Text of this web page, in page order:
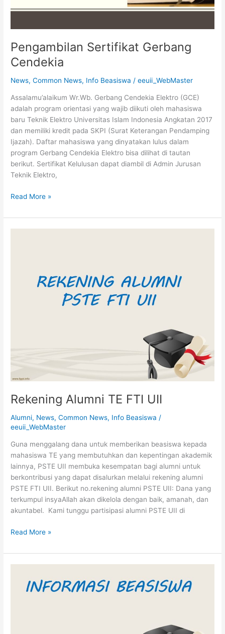
Pengambilan Sertifikat Gerbang
Cendekia
News,Common News, Info Beasiswa /eeuii_WebMaster
Assalamu’alaikum Wr.Wb. Gerbang Cendekia Elektro (GCE)
adalah program orientasi yang wajib diikuti oleh mahasiswa
baru Teknik Elektro Universitas Islam Indonesia Angkatan 2017
dan memiliki kredit pada SKPI (Surat Keterangan Pendamping
Ijazah). Daftar mahasiswa yang dinyatakan lulus dalam
program Gerbang Cendekia Elektro bisa dilihat di tautan
berikut. Sertifikat Kelulusan dapat diambil di Admin Jurusan
Teknik Elektro,
Read More »
Rekening Alumni TE FTI UII
Alumni, News,Common News, Info Beasiswa /
eeuii_WebMaster
Guna menggalang dana untuk memberikan beasiswa kepada
mahasiswa TE yang membutuhkan dan kepentingan akademik
lainnya, PSTE UII membuka kesempatan bagi alumni untuk
berkontribusi yang dapat disalurkan melalui rekening alumni
PSTE FTI UII. Berikut no.rekening alumni PSTE UII: Dana yang
terkumpul insyaAllah akan dikelola dengan baik, amanah, dan
akuntabel. Kami tunggu partisipasi alumni PSTE UII di
Read More »
Bantuan
Biaya